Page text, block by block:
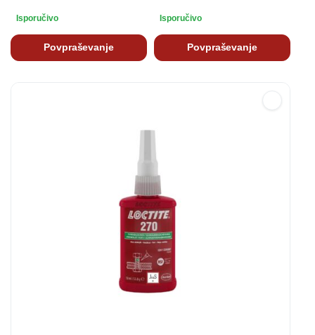
Isporučivo
Povpraševanje
Isporučivo
Povpraševanje